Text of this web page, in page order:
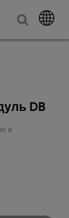
DB
и